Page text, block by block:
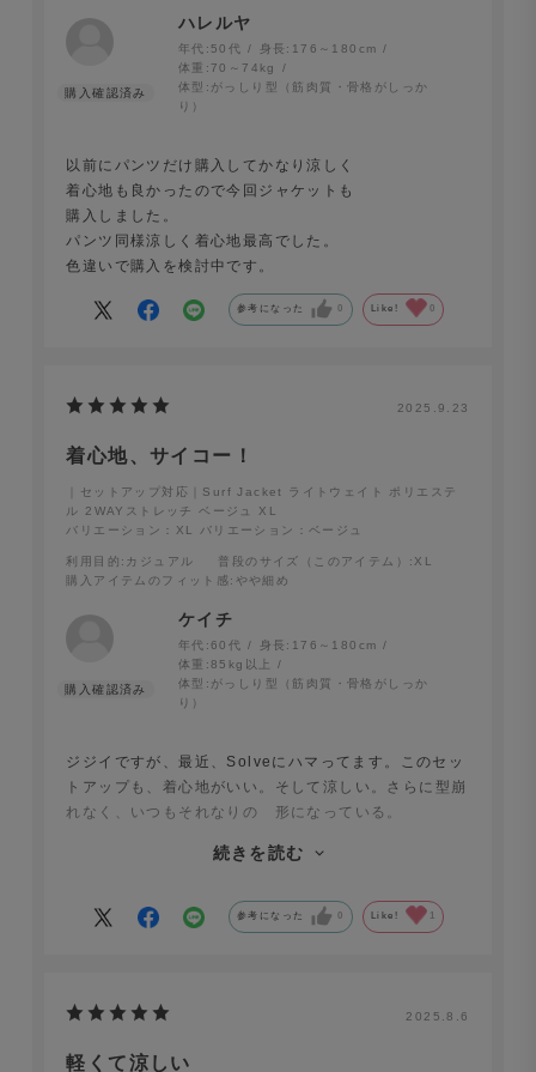
ない。“ちょうどいい空気感”をまとうことで、着る人の余
裕が伝わります。ジャケットスタイルを気負わず楽しめ
る、大人のバランス感覚にフィットする一着です。
Surf Slacks ライトウェイト ポリエステル 2WAYストレ
ッチ ダークネイビー 。
ハレルヤ
年代: 50代 身長: 176～180cm
体重: 70～74kg
体型: がっしり型（筋肉質・骨格がしっか
り）
以前にパンツだけ購入してかなり涼しく
着心地も良かったので今回ジャケットも
購入しました。
パンツ同様涼しく着心地最高でした。
色違いで購入を検討中です。
参考になった 0 Like! 0
2025.9.23
着心地、サイコー！
｜セットアップ対応｜Surf Jacket ライトウェイト ポリエステ
ル 2WAYストレッチ ベージュ XL
バリエーション：XL
バリエーション：ベージュ
利用目的 :カジュアル 普段のサイズ（このアイテム） :XL
購入アイテムのフィット感:やや細め
ケイチ
年代:60代 身長: 176～180cm
体重:85kg以上
体型: がっしり型（筋肉質・骨格がしっか
り）
ジジイですが、最近、Solveにハマってます。このセッ
トアップも、着心地がいい。そして涼しい。さらに型崩
れなく、いつもそれなりの 形になっている。
っちも、もっと早く買うんだった。XLがジャストサイ
す。
続きを読む
参考になった 0 Like! 1
2025.8.6
軽くて涼しい